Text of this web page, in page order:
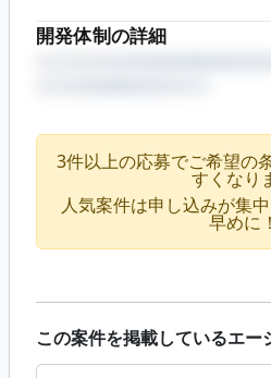
開発体制の詳細
3件以上の応募でご希望の
すくなり
人気案件は申し込みが集
早めに
この案件を掲載しているエー